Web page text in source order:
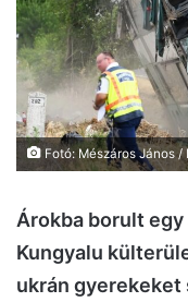
Fotó: Mészáros János /
Árokba borult
Kungyalu
ukrán